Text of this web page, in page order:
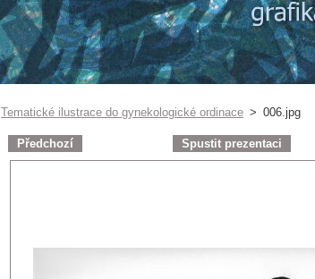
Tematické ilustrace do gynekologické ordinace > 006.jpg
Předchozí Spustit prezentaci